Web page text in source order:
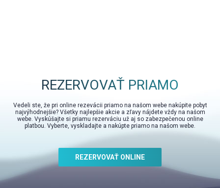
REZERVOVAŤ PRIAMO
Vedeli ste, že pri online rezevácii priamo na našom webe nakúpite pobyt
najvýhodnejšie? Všetky najlepšie akcie a zľavy nájdete vždy na našom
webe. Vyskúšajte si priamu rezerváciu už aj so zabezpečenou online
platbou. Vyberte, vyskladajte a nakúpte priamo na našom webe.
REZERVOVAŤ ONLINE